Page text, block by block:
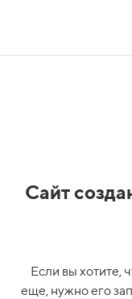
Сайт
Если вы хотите,
еще, нужно его